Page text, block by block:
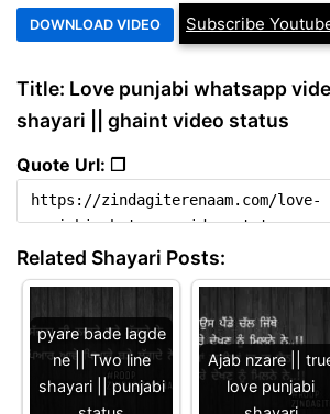
Subscribe
Title: Love punjabi whatsapp
shayari || ghaint video status
Quote Url: ❐
Related Shayari Posts:
pyare bade lagde
ne || Two line
shayari || punjabi
Ajab nzare ||
love punjabi